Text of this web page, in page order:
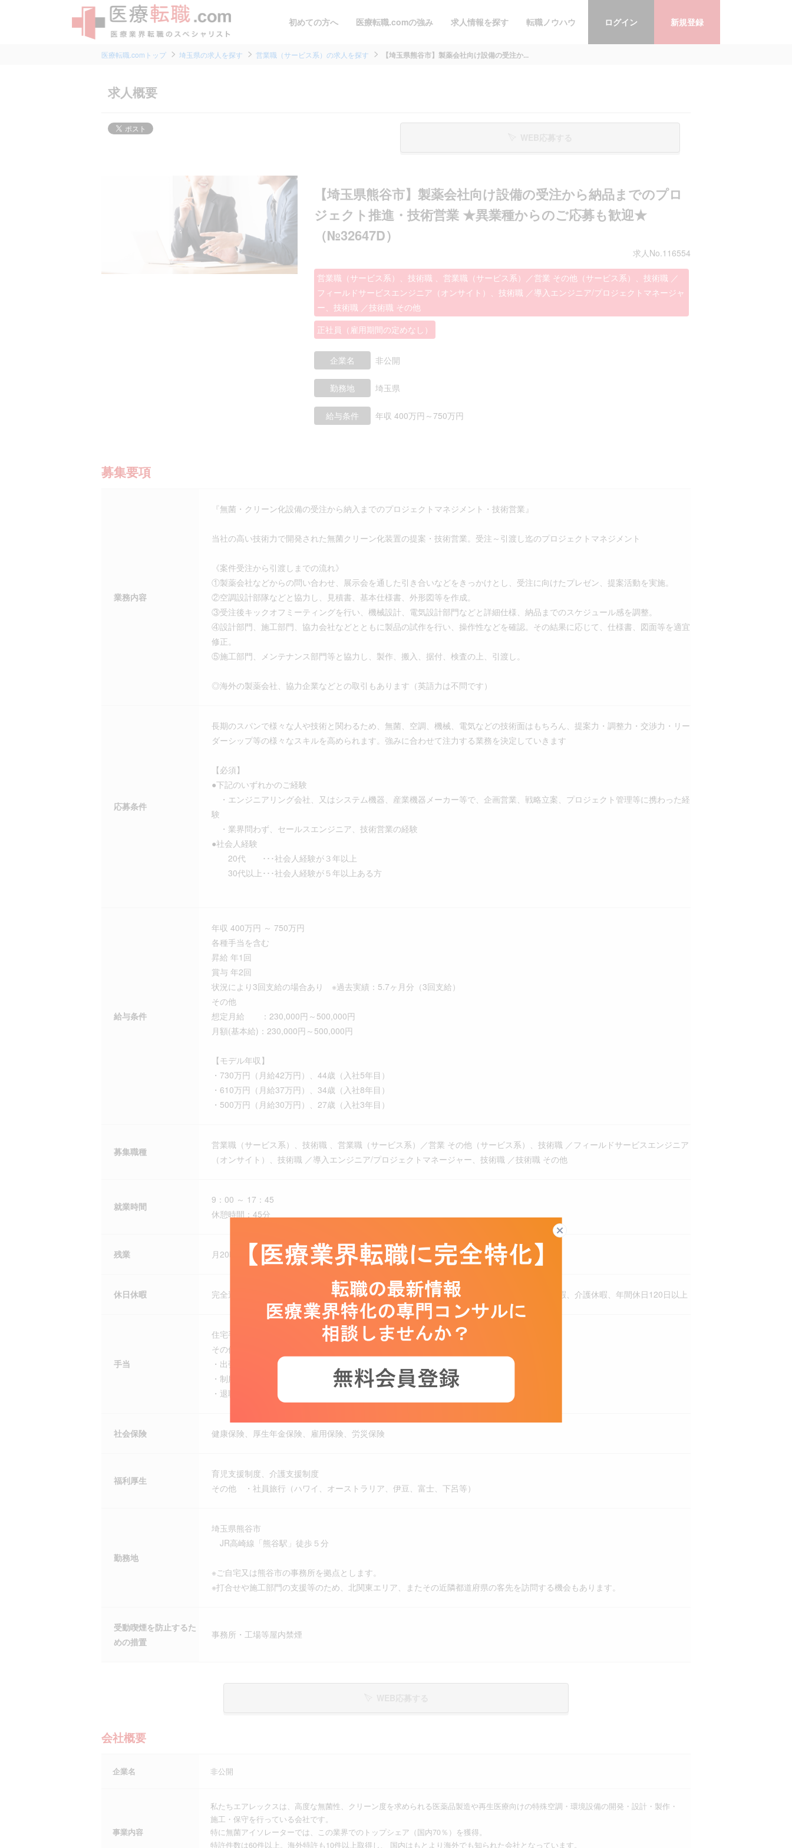
初めての方へ 医療転職.comの強み 求人情報を探す 転職ノウハウ ログイン 新規登録
医療転職.comトップ 埼玉県の求人を探す 営業職（サービス系）の求人を探す 【埼玉県熊谷市】製薬会社向け設備の受注か...
求人概要
【埼玉県熊谷市】製薬会社向け設備の受注から納品までのプロ
ジェクト推進・技術営業 ★異業種からのご応募も歓迎★
（№32647D）
求人No.116554
営業職（サービス系）、技術職 、営業職（サービス系）／営業 その他（サービス系）、技術職 ／
フィールドサービスエンジニア（オンサイト）、技術職 ／導入エンジニア/プロジェクトマネージャ
ー、技術職 ／技術職 その他
正社員（雇用期間の定めなし）
企業名 非公開
勤務地 埼玉県
給与条件 年収 400万円～750万円
募集要項
業務内容
『無菌・クリーン化設備の受注から納入までのプロジェクトマネジメント・技術営業』
当社の高い技術力で開発された無菌クリーン化装置の提案・技術営業。受注～引渡し迄のプロジェクトマネジメント
《案件受注から引渡しまでの流れ》
①製薬会社などからの問い合わせ、展示会を通した引き合いなどをきっかけとし、受注に向けたプレゼン、提案活動を実施。
②空調設計部隊などと協力し、見積書、基本仕様書、外形図等を作成。
③受注後キックオフミーティングを行い、機械設計、電気設計部門などと詳細仕様、納品までのスケジュール感を調整。
④設計部門、施工部門、協力会社などとともに製品の試作を行い、操作性などを確認。その結果に応じて、仕様書、図面等を適宜
修正。
⑤施工部門、メンテナンス部門等と協力し、製作、搬入、据付、検査の上、引渡し。
◎海外の製薬会社、協力企業などとの取引もあります（英語力は不問です）
応募条件
長期のスパンで様々な人や技術と関わるため、無菌、空調、機械、電気などの技術面はもちろん、提案力・調整力・交渉力・リー
ダーシップ等の様々なスキルを高められます。強みに合わせて注力する業務を決定していきます
【必須】
●下記のいずれかのご経験
・エンジニアリング会社、又はシステム機器、産業機器メーカー等で、企画営業、戦略立案、プロジェクト管理等に携わった経
験
・業界問わず、セールスエンジニア、技術営業の経験
●社会人経験
20代 ･･･社会人経験が３年以上
30代以上･･･社会人経験が５年以上ある方
給与条件
年収 400万円 ～ 750万円
各種手当を含む
昇給 年1回
賞与 年2回
状況により3回支給の場合あり ※過去実績：5.7ヶ月分（3回支給）
その他
想定月給 ：230,000円～500,000円
月額(基本給)：230,000円～500,000円
【モデル年収】
・730万円（月給42万円）、44歳（入社5年目）
・610万円（月給37万円）、34歳（入社8年目）
・500万円（月給30万円）、27歳（入社3年目）
募集職種
営業職（サービス系）、技術職 、営業職（サービス系）／営業 その他（サービス系）、技術職 ／フィールドサービスエンジニア
（オンサイト）、技術職 ／導入エンジニア/プロジェクトマネージャー、技術職 ／技術職 その他
就業時間
9：00 ～ 17：45
休憩時間：45分
残業 月20時間以上の見込み
休日休暇 完全週休二日制（土日曜日）、祝日、夏季休暇、年末年始、有給休暇、慶弔休暇、産前産後休暇、介護休暇、年間休日120日以上
手当
住宅手当、食事手当、退職金制度
その他 ・各種手当（資格・役職等）
・出張手当（宿泊費・日当等）
・制服貸与
・退職金制度（一部、中小企業退職金共済へ加入）
社会保険 健康保険、厚生年金保険、雇用保険、労災保険
福利厚生
育児支援制度、介護支援制度
その他 ・社員旅行（ハワイ、オーストラリア、伊豆、富士、下呂等）
勤務地
埼玉県熊谷市
JR高崎線「熊谷駅」徒歩５分
※ご自宅又は熊谷市の事務所を拠点とします。
※打合せや施工部門の支援等のため、北関東エリア、またその近隣都道府県の客先を訪問する機会もあります。
受動喫煙を防止するた
めの措置
事務所・工場等屋内禁煙
会社概要
企業名 非公開
事業内容
私たちエアレックスは、高度な無菌性、クリーン度を求められる医薬品製造や再生医療向けの特殊空調・環境設備の開発・設計・製作・
施工・保守を行っている会社です。
特に無菌アイソレーターでは、この業界でのトップシェア（国内70％）を獲得。
特許件数は60件以上。海外特許も10件以上取得し、 国内はもとより海外でも知られた会社となっています。